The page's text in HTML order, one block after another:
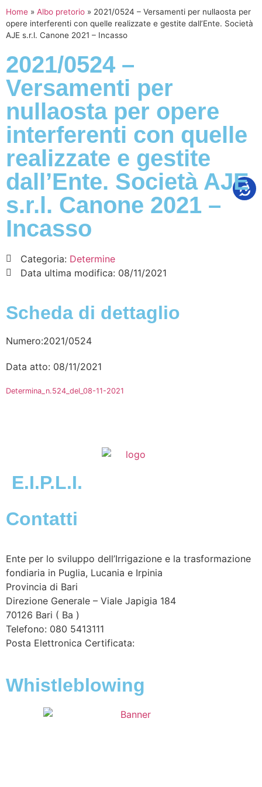
Home » Albo pretorio » 2021/0524 – Versamenti per nullaosta per
opere interferenti con quelle realizzate e gestite dall’Ente. Società
AJE s.r.l. Canone 2021 – Incasso
2021/0524 –
Versamenti per
nullaosta per opere
interferenti con quelle
realizzate e gestite
dall’Ente. Società AJE
s.r.l. Canone 2021 –
Incasso
Categoria: Determine
Data ultima modifica: 08/11/2021
Scheda di dettaglio
Numero:2021/0524
Data atto: 08/11/2021
Determina_n.524_del_08-11-2021
E.I.P.L.I.
Contatti
Ente per lo sviluppo dell’Irrigazione e la trasformazione
fondiaria in Puglia, Lucania e Irpinia
Provincia di Bari
Direzione Generale – Viale Japigia 184
70126 Bari ( Ba )
Telefono: 080 5413111
Posta Elettronica Certificata:
Whistleblowing